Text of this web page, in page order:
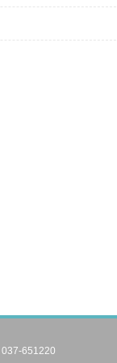
651220